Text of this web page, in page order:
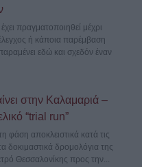
πραγματοποιηθεί μέχρι
ή κάποια παρέμβαση
εδώ και σχεδόν έναν
στην Καλαμαριά –
“trial run”
φάση αποκλειστικά κατά τις
δοκιμαστικά δρομολόγια της
Θεσσαλονίκης προς την...